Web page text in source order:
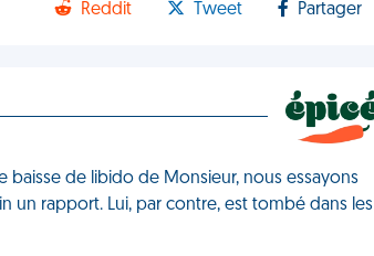
Reddit Tweet Partager
baisse de libido de Monsieur, nous essayons
un rapport. Lui, par contre, est tombé dans les